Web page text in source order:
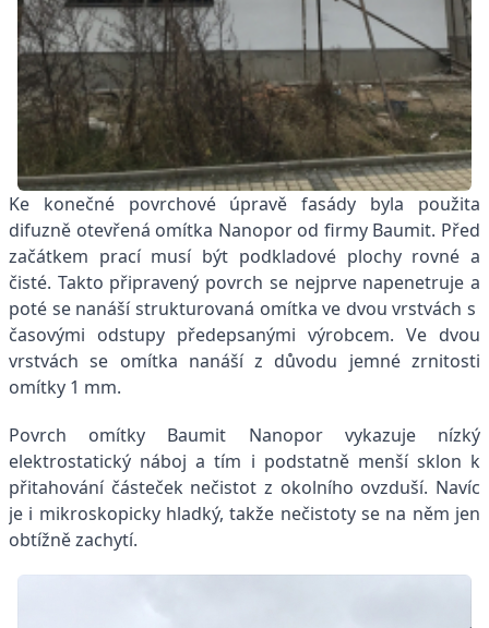
Ke konečné povrchové úpravě fasády byla použita
difuzně otevřená omítka Nanopor od firmy Baumit. Před
začátkem prací musí být podkladové plochy rovné a
čisté. Takto připravený povrch se nejprve napenetruje a
poté se nanáší strukturovaná omítka ve dvou vrstvách s
časovými odstupy předepsanými výrobcem. Ve dvou
vrstvách se omítka nanáší z důvodu jemné zrnitosti
omítky 1 mm.
Povrch omítky Baumit Nanopor vykazuje nízký
elektrostatický náboj a tím i podstatně menší sklon k
přitahování částeček nečistot z okolního ovzduší. Navíc
je i mikroskopicky hladký, takže nečistoty se na něm jen
obtížně zachytí.